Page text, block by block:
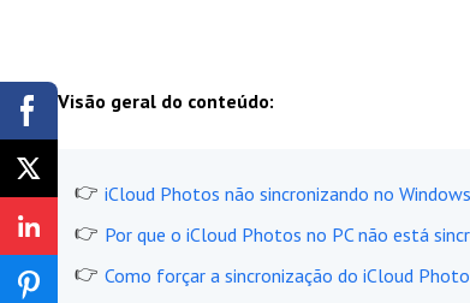
Visão geral do conteúdo:
iCloud Photos não sincronizando no
Por que o iCloud Photos no PC não está
Como forçar a sincronização do iCloud